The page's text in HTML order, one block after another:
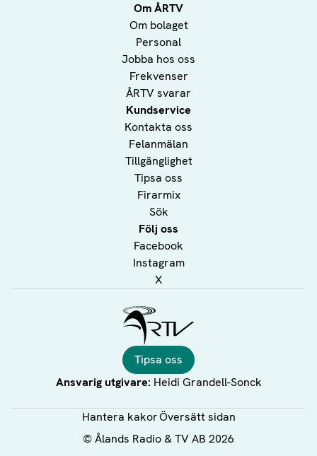
Om ÅRTV
Om bolaget
Personal
Jobba hos oss
Frekvenser
ÅRTV svarar
Kundservice
Kontakta oss
Felanmälan
Tillgänglighet
Tipsa oss
Firarmix
Sök
Följ oss
Facebook
Instagram
X
Tipsa oss
Ansvarig utgivare: Heidi Grandell-Sonck
Hantera kakorÖversätt sidan
©Ålands Radio & TV AB 2026